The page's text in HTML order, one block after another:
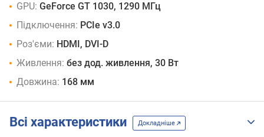
GPU: GeForce GT 1030, 1290 МГц
Підключення: PCIe v3.0
Роз'єми: HDMI, DVI-D
Живлення: без дод. живлення, 30 Вт
Довжина: 168 мм
Всі характеристики Докладніше